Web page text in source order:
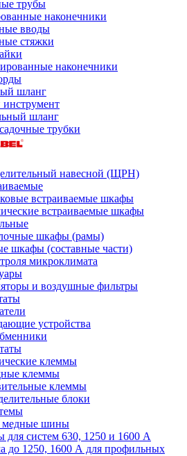
трубы
наконечники
вводы
стяжки
наконечники
шланг
шланг
трубки
навесной (ЩРН)
встраиваемые шкафы
встраиваемые шкафы
шкафы (рамы)
шкафы (составные части)
микроклимата
и воздушные фильтры
устройства
клеммы
клеммы
клеммы
блоки
медные шины
для систем 630, 1250 и 1600 А
до 1250, 1600 А для профильных